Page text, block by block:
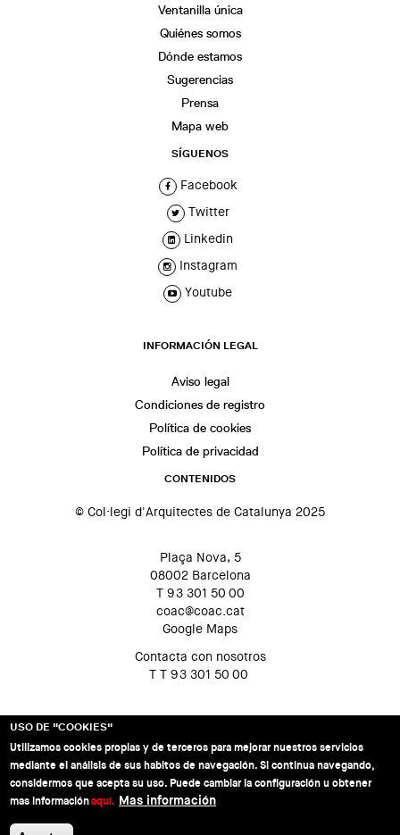
Ventanilla única
Quiénes somos
Dónde estamos
Sugerencias
Prensa
Mapa web
SÍGUENOS
Facebook
Twitter
Linkedin
Instagram
Youtube
INFORMACIÓN LEGAL
Aviso legal
Condiciones de registro
Política de cookies
Política de privacidad
CONTENIDOS
© Col·legi d'Arquitectes de Catalunya 2025
Plaça Nova, 5
08002 Barcelona
T 93 301 50 00
coac@coac.cat
Google Maps
Contacta con nosotros
T T 93 301 50 00
USO DE "COOKIES"
Utilizamos cookies propias y de terceros para mejorar nuestros servicios
mediante el análisis de sus habitos de navegación. Si continua navegando,
considermos que acepta su uso. Puede cambiar la configuración u obtener
mas informaciónaquí. Mas información